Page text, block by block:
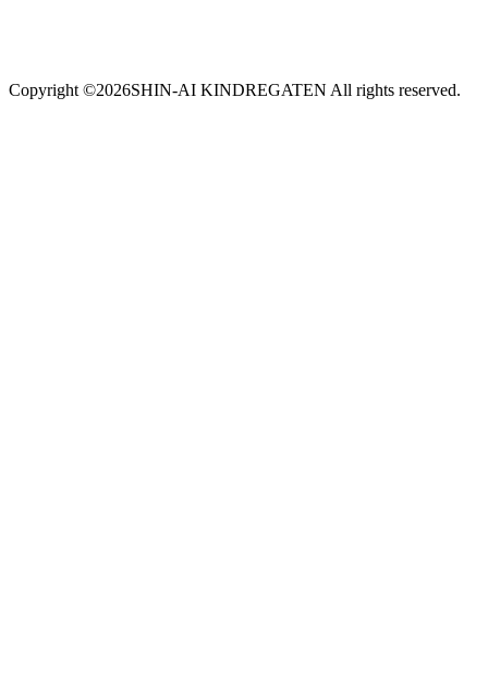
Copyright ©2026SHIN-AI KINDREGATEN All rights reserved.